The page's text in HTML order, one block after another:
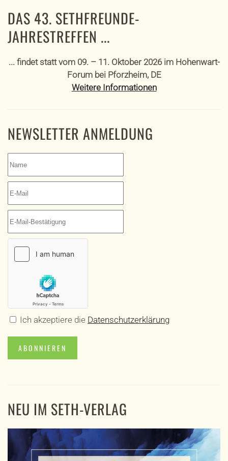
DAS 43. SETHFREUNDE-
JAHRESTREFFEN ...
... findet statt vom 09. – 11. Oktober 2026 im Hohenwart-
Forum bei Pforzheim, DE
Weitere Informationen
NEWSLETTER ANMELDUNG
Ich akzeptiere die Datenschutzerklärung
ABONNIEREN
NEU IM SETH-VERLAG